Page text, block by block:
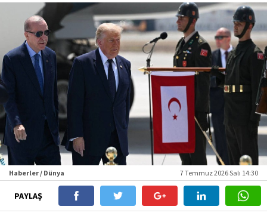
Haberler / Dünya 7 Temmuz 2026 Salı 14:30
PAYLAŞ